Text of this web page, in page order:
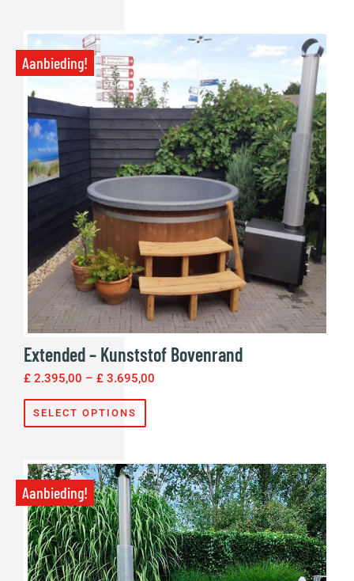
Aanbieding!
Extended – Kunststof Bovenrand
£ 2.395,00 – £ 3.695,00
SELECT OPTIONS
Aanbieding!